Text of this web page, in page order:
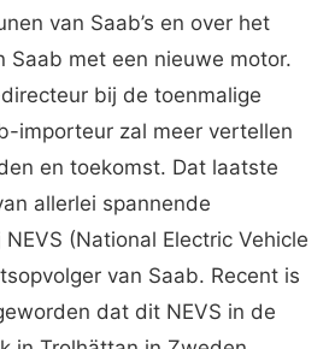
van Saab’s en over het
Saab met een nieuwe motor.
bij de toenmalige
importeur zal meer vertellen
en toekomst. Dat laatste
allerlei spannende
(National Electric Vehicle
van Saab. Recent is
dat dit NEVS in de